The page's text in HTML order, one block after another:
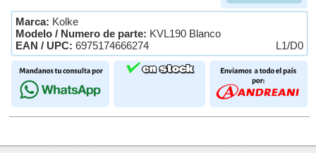
Marca: Kolke
Modelo / Numero de parte: KVL190 Blanco
EAN / UPC: 6975174666274 L1/D0